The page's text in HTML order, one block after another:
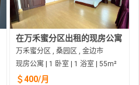
在万禾蜜分区出租的现房公寓
万禾蜜分区 , 桑园区 , 金边市
现房公寓 | 1 卧室 | 1 浴室 | 55m²
＄400/月